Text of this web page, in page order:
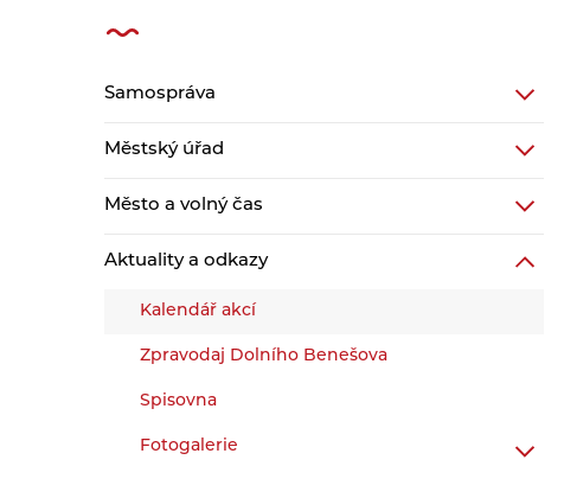
Samospráva
Městský úřad
Město a volný čas
Aktuality a odkazy
Kalendář akcí
Zpravodaj Dolního Benešova
Spisovna
Fotogalerie